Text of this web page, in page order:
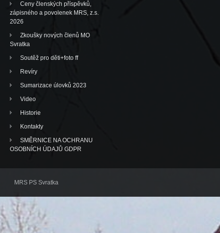
Ceny členských příspěvků,
zápisného a povolenek MRS, z.s.
2026
Zkoušky nových členů MO
Svratka
Soutěž pro děti+foto ff
Revíry
Sumarizace úlovků 2023
Video
Historie
Kontakty
SMĚRNICE NA OCHRANU
OSOBNÍCH ÚDAJŮ GDPR
MRS PS Svratka